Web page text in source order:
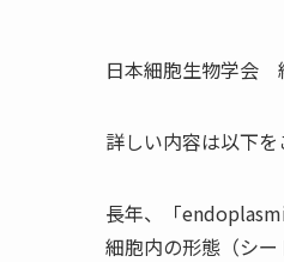
日本細胞生物学会
詳しい内容は以下を
長年、「
細胞内の形態（シー